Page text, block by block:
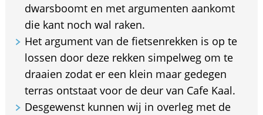
dwarsboomt en met argumenten aankomt
die kant noch wal raken.
Het argument van de fietsenrekken is op te
lossen door deze rekken simpelweg om te
draaien zodat er een klein maar gedegen
terras ontstaat voor de deur van Cafe Kaal.
Desgewenst kunnen wij in overleg met de